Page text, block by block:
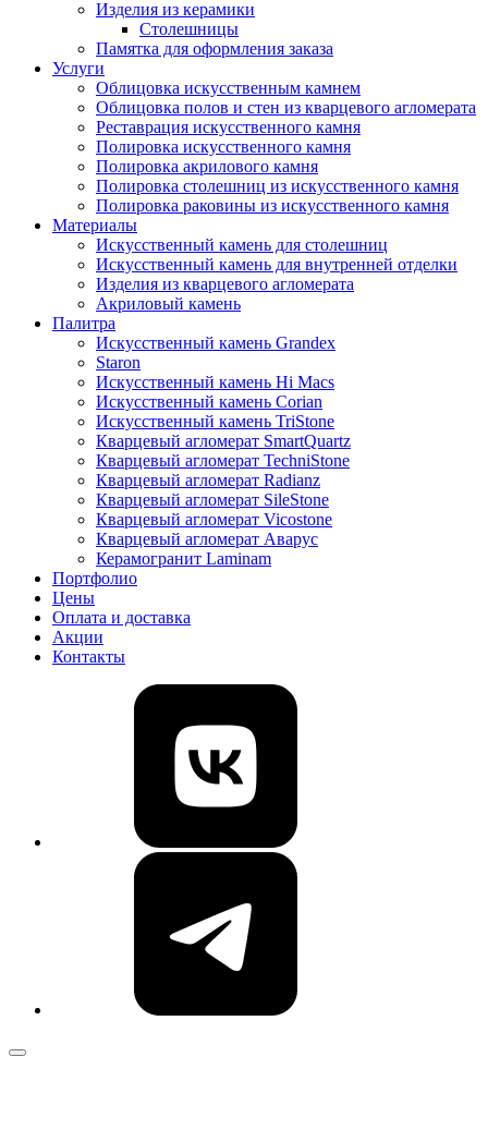
Изделия из керамики
Столешницы
Памятка для оформления заказа
Услуги
Облицовка искусственным камнем
Облицовка полов и стен из кварцевого агломерата
Реставрация искусственного камня
Полировка искусственного камня
Полировка акрилового камня
Полировка столешниц из искусственного камня
Полировка раковины из искусственного камня
Материалы
Искусственный камень для столешниц
Искусственный камень для внутренней отделки
Изделия из кварцевого агломерата
Акриловый камень
Палитра
Искусственный камень Grandex
Staron
Искусственный камень Hi Macs
Искусственный камень Corian
Искусственный камень TriStone
Кварцевый агломерат SmartQuartz
Кварцевый агломерат TechniStone
Кварцевый агломерат Radianz
Кварцевый агломерат SileStone
Кварцевый агломерат Vicostone
Кварцевый агломерат Аварус
Керамогранит Laminam
Портфолио
Цены
Оплата и доставка
Акции
Контакты